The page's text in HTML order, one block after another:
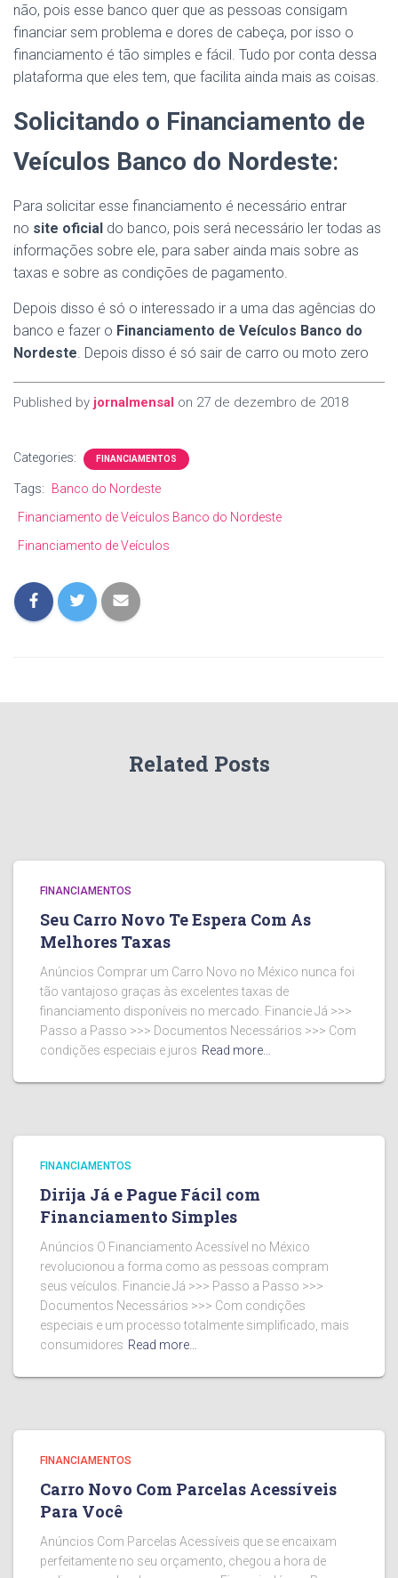
não, pois esse banco quer que as pessoas consigam
financiar sem problema e dores de cabeça, por isso o
financiamento é tão simples e fácil. Tudo por conta dessa
plataforma que eles tem, que facilita ainda mais as coisas.
Solicitando o Financiamento de
Veículos Banco do Nordeste:
Para solicitar esse financiamento é necessário entrar
no site oficial do banco, pois será necessário ler todas as
informações sobre ele, para saber ainda mais sobre as
taxas e sobre as condições de pagamento.
Depois disso é só o interessado ir a uma das agências do
banco e fazer o Financiamento de Veículos Banco do
Nordeste. Depois disso é só sair de carro ou moto zero
Published by jornalmensal on 27 de dezembro de 2018
Categories: FINANCIAMENTOS
Tags:
Banco do Nordeste
Financiamento de Veículos Banco do Nordeste
Financiamento de Veículos
Related Posts
FINANCIAMENTOS
Seu Carro Novo Te Espera Com As
Melhores Taxas
Anúncios Comprar um Carro Novo no México nunca foi
tão vantajoso graças às excelentes taxas de
financiamento disponíveis no mercado. Financie Já >>>
Passo a Passo >>> Documentos Necessários >>> Com
condições especiais e juros Read more…
FINANCIAMENTOS
Dirija Já e Pague Fácil com
Financiamento Simples
Anúncios O Financiamento Acessível no México
revolucionou a forma como as pessoas compram
seus veículos. Financie Já >>> Passo a Passo >>>
Documentos Necessários >>> Com condições
especiais e um processo totalmente simplificado, mais
consumidores Read more…
FINANCIAMENTOS
Carro Novo Com Parcelas Acessíveis
Para Você
Anúncios Com Parcelas Acessíveis que se encaixam
perfeitamente no seu orçamento, chegou a hora de